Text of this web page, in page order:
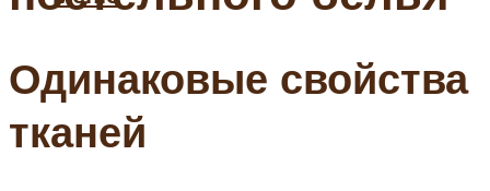
Одинаковые свойства
тканей